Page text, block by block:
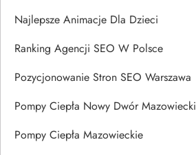
Najlepsze Animacje Dla Dzieci
Ranking Agencji SEO W Polsce
Pozycjonowanie Stron SEO Warszawa
Pompy Ciepła Nowy Dwór Mazowiecki
Pompy Ciepła Mazowieckie